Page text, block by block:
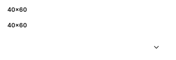
40x60
40x60